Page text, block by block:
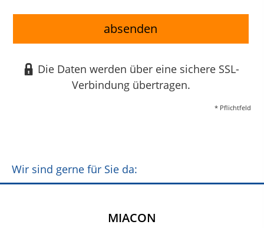
absenden
Die Daten werden über eine sichere SSL-
Verbindung übertragen.
* Pflichtfeld
Wir sind gerne für Sie da:
MIACON